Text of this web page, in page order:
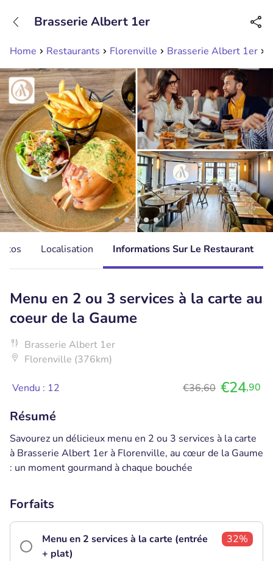
Disponible jusqu'à 23:00 heures
Home Restaurants Florenville Brasserie Albert 1er
Brasserie Albert 1er
Localisation Informations Sur Le Restaurant
Menu en 2 ou 3 services à la carte au
coeur de la Gaume
Brasserie Albert 1er
Florenville (376km)
Vendu : 12 €36,60 €24,90
Résumé
Savourez un délicieux menu en 2 ou 3 services à la carte
à Brasserie Albert 1er à Florenville, au cœur de la Gaume
: un moment gourmand à chaque bouchée
Forfaits
Menu en 2 services à la carte (entrée
+ plat)
32%